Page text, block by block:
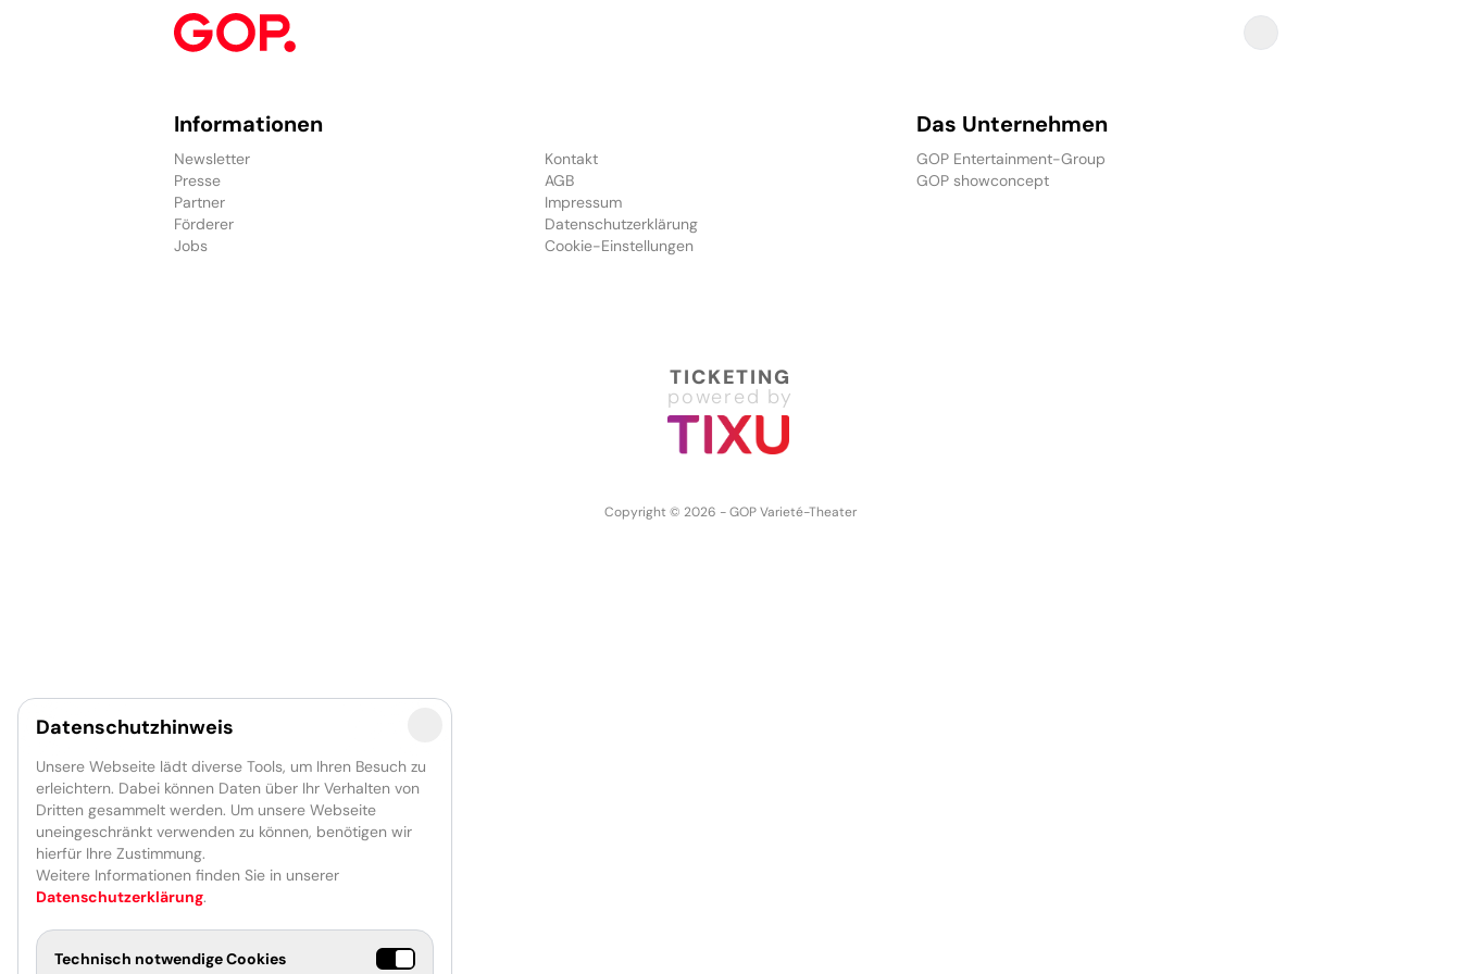
Informationen
Newsletter
Presse
Partner
Förderer
Jobs
Kontakt
AGB
Impressum
Datenschutzerklärung
Cookie-Einstellungen
Das Unternehmen
GOP Entertainment-Group
GOP showconcept
TICKETING
powered by
Copyright © 2026 - GOP Varieté-Theater
Datenschutzhinweis
Unsere Webseite lädt diverse Tools, um Ihren Besuch zu
erleichtern. Dabei können Daten über Ihr Verhalten von
Dritten gesammelt werden. Um unsere Webseite
uneingeschränkt verwenden zu können, benötigen wir
hierfür Ihre Zustimmung.
Weitere Informationen finden Sie in unserer
Datenschutzerklärung.
Technisch notwendige Cookies